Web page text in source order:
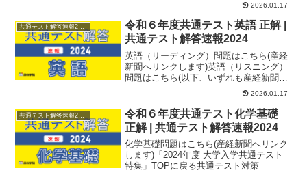
2026.01.17
共通テスト解答速報2024
令和６年度共通テスト英語 正解 |
共通テスト解答速報2024
英語（リーディング）問題はこちら(産経
新聞へリンクします)英語（リスニング）
問題はこちら(以下、いずれも産経新聞へ
リンクします)スクリプト音声 ※すぐに
2026.01.17
令和６年度共通テスト化学基礎
正解 | 共通テスト解答速報2024
化学基礎問題はこちら(産経新聞へリンク
します)「2024年度 大学入学共通テスト
特集」TOPに戻る共通テスト対策